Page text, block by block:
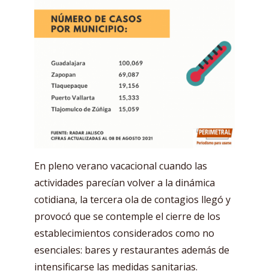
En pleno verano vacacional cuando las
actividades parecían volver a la dinámica
cotidiana, la tercera ola de contagios llegó y
provocó que se contemple el cierre de los
establecimientos considerados como no
esenciales: bares y restaurantes además de
intensificarse las medidas sanitarias.